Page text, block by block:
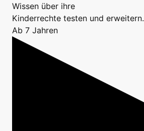
Wissen über ihre
Kinderrechte testen und erweitern.
Ab 7 Jahren